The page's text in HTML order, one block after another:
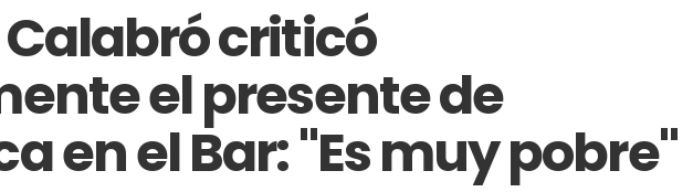
criticó
el presente de
en el Bar: "Es muy pobre"